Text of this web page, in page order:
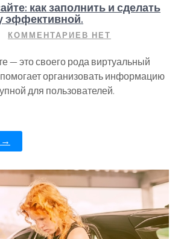
как заполнить и сделать
эффективной.
КОММЕНТАРИЕВ НЕТ
— это своего рода виртуальный
организовать информацию
для пользователей.
→